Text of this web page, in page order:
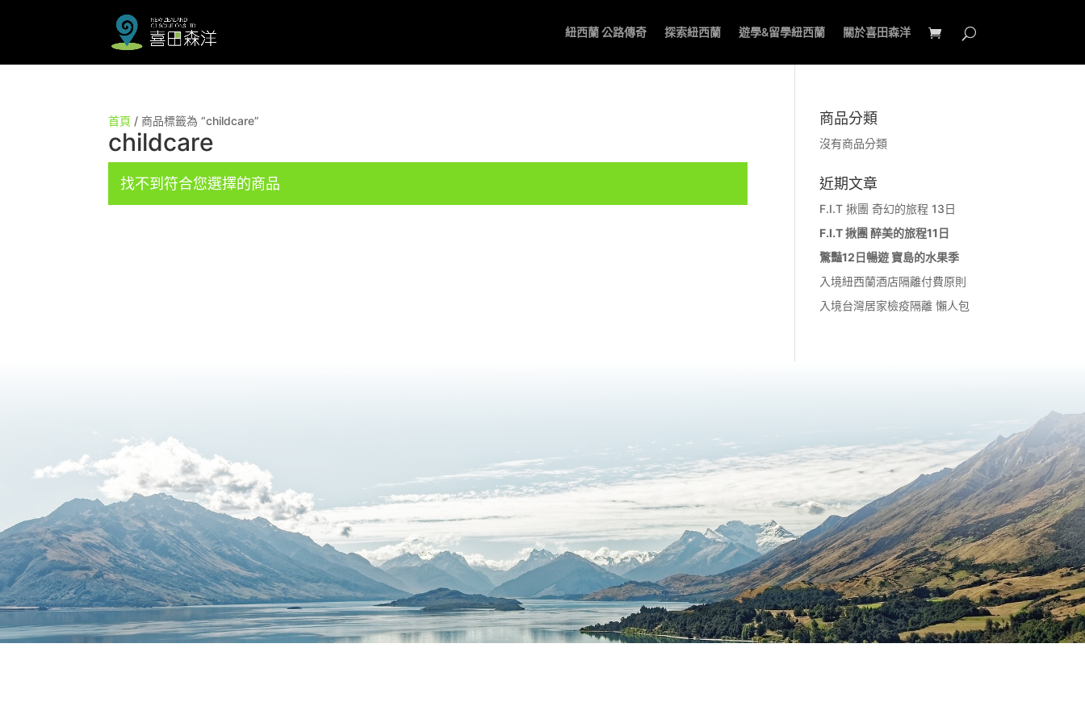
紐西蘭 公路傳奇 探索紐西蘭 遊學&留學紐西蘭 關於喜田森洋
首頁 / 商品標籤為 “childcare”
childcare
找不到符合您選擇的商品
商品分類
沒有商品分類
近期文章
F.I.T 揪團 奇幻的旅程 13日
F.I.T 揪團 醉美的旅程11日
驚豔12日暢遊 寶島的水果季
入境紐西蘭酒店隔離付費原則
入境台灣居家檢疫隔離 懶人包